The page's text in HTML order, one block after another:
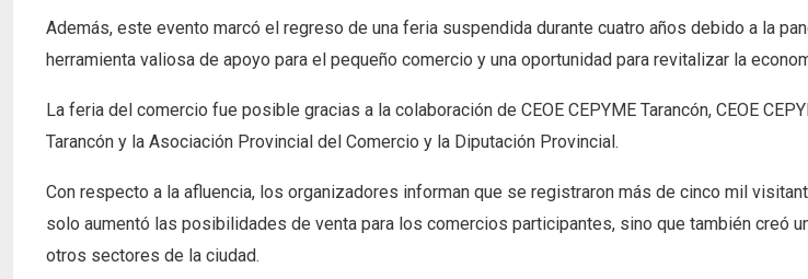
Además, este evento marcó el regreso de una feria suspendida durante cuatro años debido a la
herramienta valiosa de apoyo para el pequeño comercio y una oportunidad para revitalizar la
La feria del comercio fue posible gracias a la colaboración de CEOE CEPYME Tarancón, CEOE
Tarancón y la Asociación Provincial del Comercio y la Diputación Provincial.
Con respecto a la afluencia, los organizadores informan que se registraron más de cinco mil
solo aumentó las posibilidades de venta para los comercios participantes, sino que también creó
otros sectores de la ciudad.